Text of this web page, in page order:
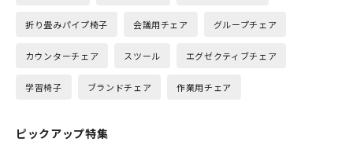
折り畳みパイプ椅子 会議用チェア グループチェア
カウンターチェア スツール エグゼクティブチェア
学習椅子 ブランドチェア 作業用チェア
ピックアップ特集